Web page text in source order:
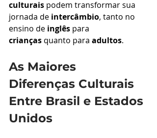
culturais podem transformar sua
jornada de intercâmbio, tanto no
ensino de inglês para
crianças quanto para adultos.
As Maiores
Diferenças Culturais
Entre Brasil e Estados
Unidos